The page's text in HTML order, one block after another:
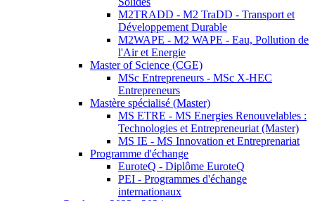
M2TRADD - M2 TraDD - Transport et
Développement Durable
M2WAPE - M2 WAPE - Eau, Pollution de
l'Air et Energie
Master of Science (CGE)
MSc Entrepreneurs - MSc X-HEC
Entrepreneurs
Mastère spécialisé (Master)
MS ETRE - MS Energies Renouvelables :
Technologies et Entrepreneuriat (Master)
MS IE - MS Innovation et Entreprenariat
Programme d'échange
EuroteQ - Diplôme EuroteQ
PEI - Programmes d'échange
internationaux